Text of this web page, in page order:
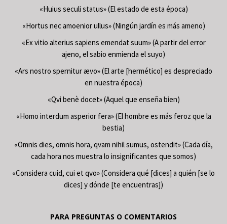
«Huius seculi status» (El estado de esta época)
«Hortus nec amoenior ullus» (Ningún jardín es más ameno)
«Ex vitio alterius sapiens emendat suum» (A partir del error
ajeno, el sabio enmienda el suyo)
«Ars nostro spernitur ævo» (El arte [hermético] es despreciado
en nuestra época)
«Qvi benè docet» (Aquel que enseña bien)
«Homo interdum asperior fera» (El hombre es más feroz que la
bestia)
«Omnis dies, omnis hora, qvam nihil sumus, ostendit» (Cada día,
cada hora nos muestra lo insignificantes que somos)
«Considera cuid, cui et qvo» (Considera qué [dices] a quién [se lo
dices] y dónde [te encuentras])
PARA PREGUNTAS O COMENTARIOS